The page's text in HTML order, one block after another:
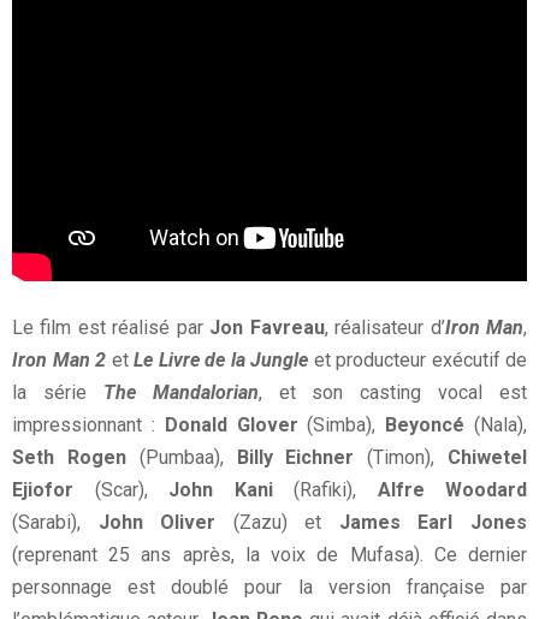
Le film est réalisé par Jon Favreau, réalisateur d’Iron Man,
Iron Man 2 et Le Livre de la Jungle et producteur exécutif de
la série The Mandalorian, et son casting vocal est
impressionnant : Donald Glover (Simba), Beyoncé (Nala),
Seth Rogen(Pumbaa), Billy Eichner (Timon), Chiwetel
Ejiofor (Scar), John Kani (Rafiki), Alfre Woodard
(Sarabi), John Oliver (Zazu) et James Earl Jones
(reprenant 25 ans après, la voix de Mufasa). Ce dernier
personnage est doublé pour la version française par